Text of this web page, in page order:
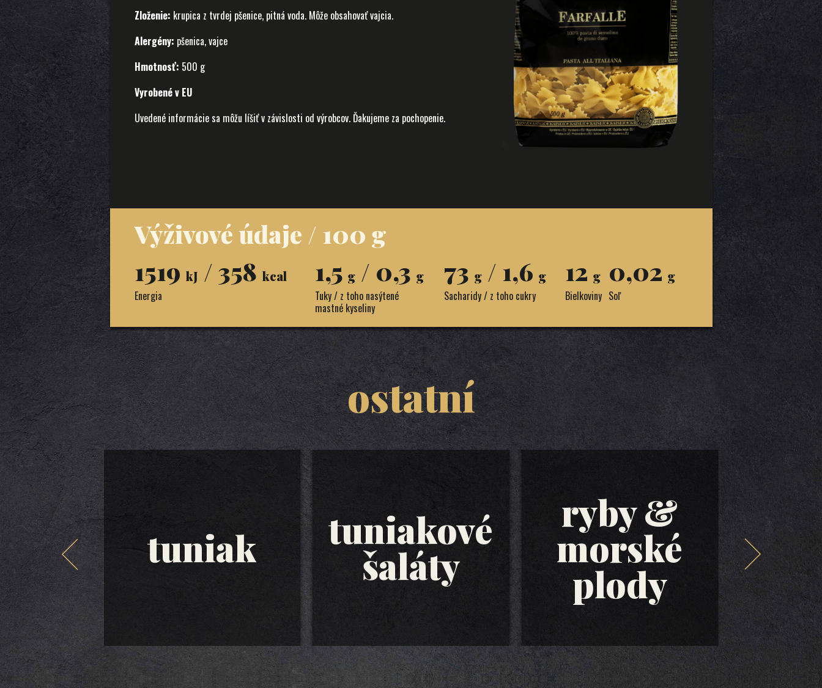
Zloženie: krupica z tvrdej pšenice, pitná voda. Môže obsahovať vajcia.
Alergény: pšenica, vajce
Hmotnosť: 500 g
Vyrobené v EU
Uvedené informácie sa môžu líšiť v závislosti od výrobcov. Ďakujeme za pochopenie.
Výživové údaje / 100 g
1519 kJ / 358 kcal
Energia
1,5 g/ 0,3 g
Tuky / z toho nasýtené
mastné kyseliny
73 g/ 1,6 g
Sacharidy / z toho cukry
12 g
Bielkoviny
0,02 g
Soľ
ostatní
tuniak tuniakové
šaláty
ryby &
morské
plody